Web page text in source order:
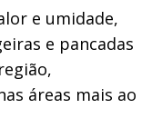
e umidade,
e pancadas
áreas mais ao